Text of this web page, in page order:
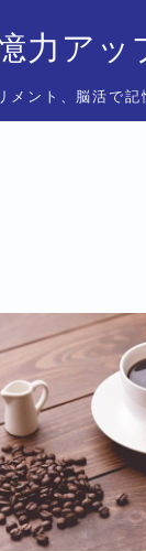
力アッ
メント、脳活で